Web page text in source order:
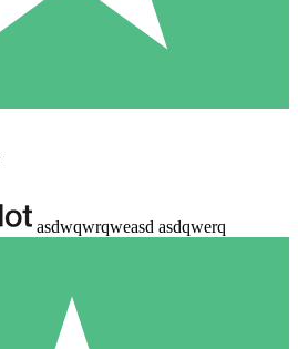
asdwqwrqweasd asdqwerq